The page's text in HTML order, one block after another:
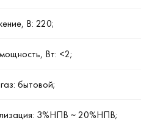
В: 220;
Вт: <2;
бытовой;
3%НПВ ~ 20%НПВ;